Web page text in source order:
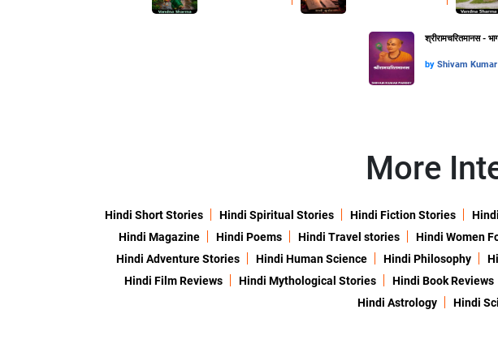
श्रीरामचरितमानस -
by Shivam
More
Hindi Short Stories Hindi Spiritual Stories Hindi Fiction Stories
Hindi Magazine
Hindi Poems Hindi Travel stories Hindi Women
Hindi Adventure Stories
Hindi Human Science Hindi Philosophy
Hindi Film Reviews
Hindi Mythological Stories Hindi Book Reviews
Hindi Astrology
Hindi